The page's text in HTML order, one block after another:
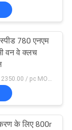
स्पीड 780 एनएम
वन वे क्लच
के लिए 800r